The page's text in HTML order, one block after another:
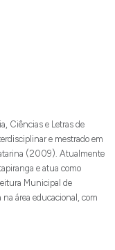
Ciências e Letras de
e mestrado em
(2009). Atualmente
e atua como
Municipal de
na área educacional, com